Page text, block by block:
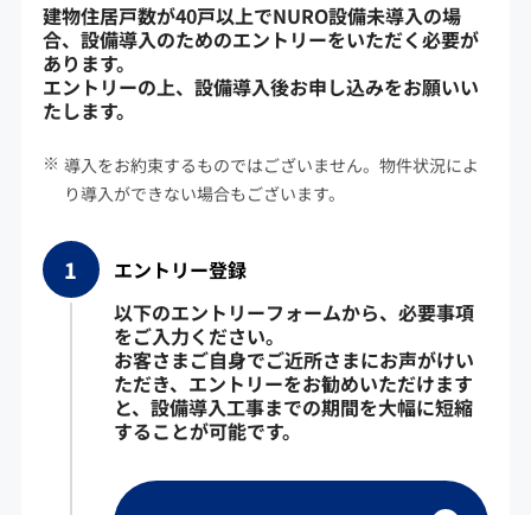
建物住居戸数が40戸以上でNURO設備未導入の場
合、設備導入のためのエントリーをいただく必要が
あります。
エントリーの上、設備導入後お申し込みをお願いい
たします。
導入をお約束するものではございません。物件状況によ
り導入ができない場合もございます。
エントリー登録
以下のエントリーフォームから、必要事項
をご入力ください。
お客さまご自身でご近所さまにお声がけい
ただき、エントリーをお勧めいただけます
と、設備導入工事までの期間を大幅に短縮
することが可能です。